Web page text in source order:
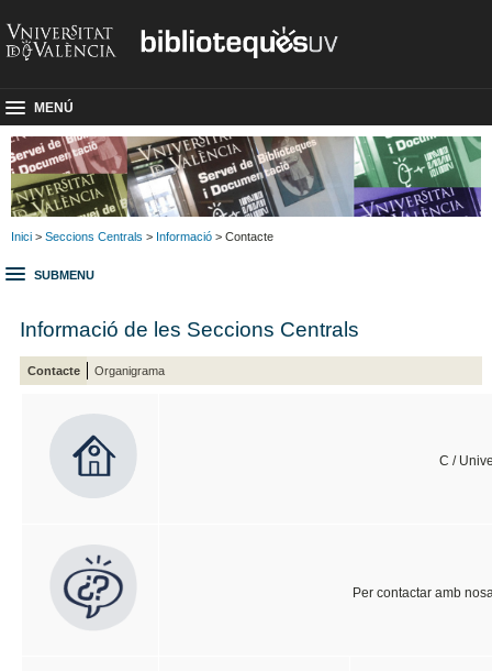
MENÚ
Inici > Seccions Centrals > Informació > Contacte
SUBMENU
Informació de les Seccions Centrals
Contacte Organigrama
C /
Per contactar amb